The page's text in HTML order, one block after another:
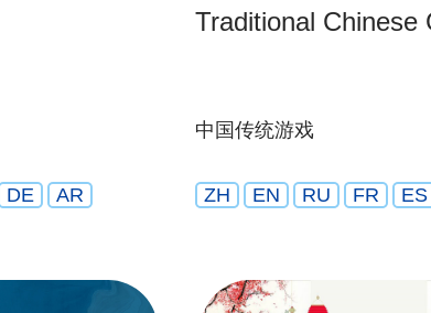
DE AR
Traditional Chinese
中国传统游戏
ZH EN RU FR ES